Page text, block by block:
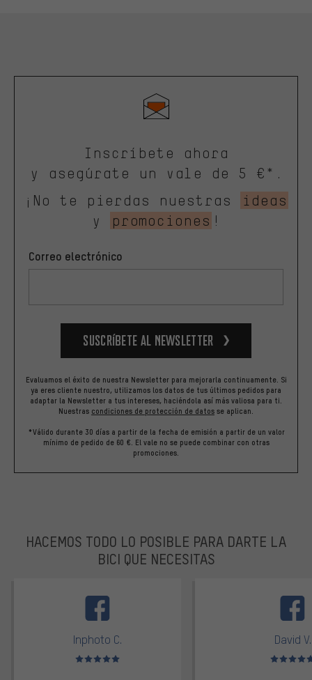
Inscríbete ahora
y asegúrate un vale de 5 €*.
¡No te pierdas nuestras
ideas
y
promociones !
Correo electrónico
Suscríbete al newsletter
Evaluamos el éxito de nuestra Newsletter para mejorarla continuamente. Si
ya eres cliente nuestro, utilizamos los datos de tus últimos pedidos para
adaptar la Newsletter a tus intereses, haciéndola así más valiosa para ti.
Nuestras condiciones de protección de datos se aplican.
*Válido durante 30 días a partir de la fecha de emisión a partir de un valor
mínimo de pedido de 60 €. El vale no se puede combinar con otras
promociones.
HACEMOS TODO LO POSIBLE PARA DARTE LA
BICI QUE NECESITAS
Inphoto C.
Valoración media: 5 de 5
David V.
Valoración